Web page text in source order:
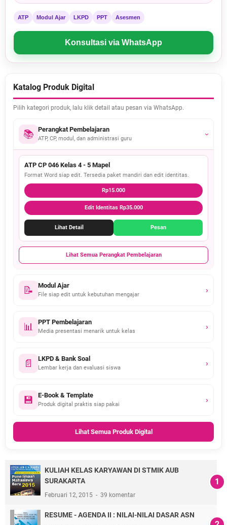
ATP Modul Ajar LKPD PPT Asesmen
Konsultasi via WhatsApp
Katalog Produk Digital
Pilih kategori produk, lalu klik detail atau pesan via WhatsApp.
📚 Perangkat Pembelajaran
ATP, CP, modul, dan administrasi guru
›
ATP CP 046 Kelas 4 - 5 Mapel
Format Word siap edit. Tersedia paket mandiri dan edit identitas.
Rp15.000
Edit Identitas Rp35.000
Lihat Detail Pesan
Lihat Semua Perangkat Pembelajaran
📝 Modul Ajar
File siap edit untuk kebutuhan mengajar ›
📊 PPT Pembelajaran
Media presentasi menarik untuk kelas ›
📄 LKPD & Bank Soal
Lembar kerja dan evaluasi siswa ›
💾 E-Book & Template
Produk digital praktis siap pakai ›
Lihat Semua Produk Digital
KULIAH KELAS KARYAWAN DI STMIK AUB
SURAKARTA
Februari 12, 2015 39 komentar
RESUME - AGENDA II : NILAI-NILAI DASAR ASN